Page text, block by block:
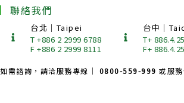
聯絡我們
台北｜Taipei
T +886 2 2999 6788
F +886 2 2999 8111
台中｜
T+
F+
如需諮詢，請洽服務專線｜ 0800-559-999 或服務